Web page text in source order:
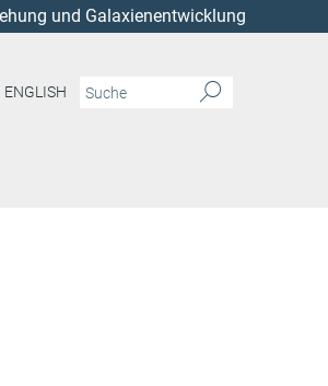
und Galaxienentwicklung
ENGLISH